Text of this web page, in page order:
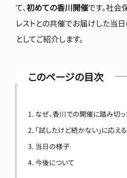
て、初めての香川開催です。社会
レストとの共催でお届けした当
としてご紹介します。
このページの目次
なぜ、香川での開催に踏み切
「試したけど続かない」に応え
当日の様子
今後について